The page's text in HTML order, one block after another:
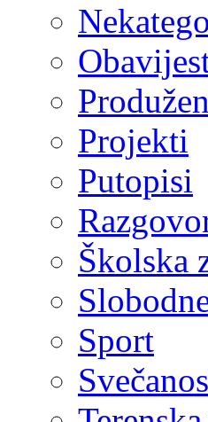
Projekti
Putopisi
Školska
Sport